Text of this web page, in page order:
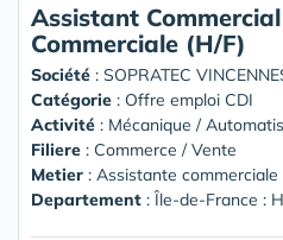
Assistant
Commerciale (H/F)
Société : SOPRATEC
Catégorie : Offre emploi CDI
Activité : Mécanique /
Filiere : Commerce / Vente
Metier : Assistante commerciale
Departement : Île-de-France :